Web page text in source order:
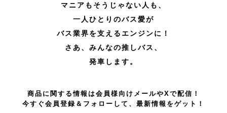
マニアもそうじゃない人も、
一人ひとりのバス愛が
バス業界を支えるエンジンに！
さあ、みんなの推しバス、
発車します。
商品に関する情報は会員様向けメールやXで配信！
今すぐ会員登録＆フォローして、最新情報をゲット！